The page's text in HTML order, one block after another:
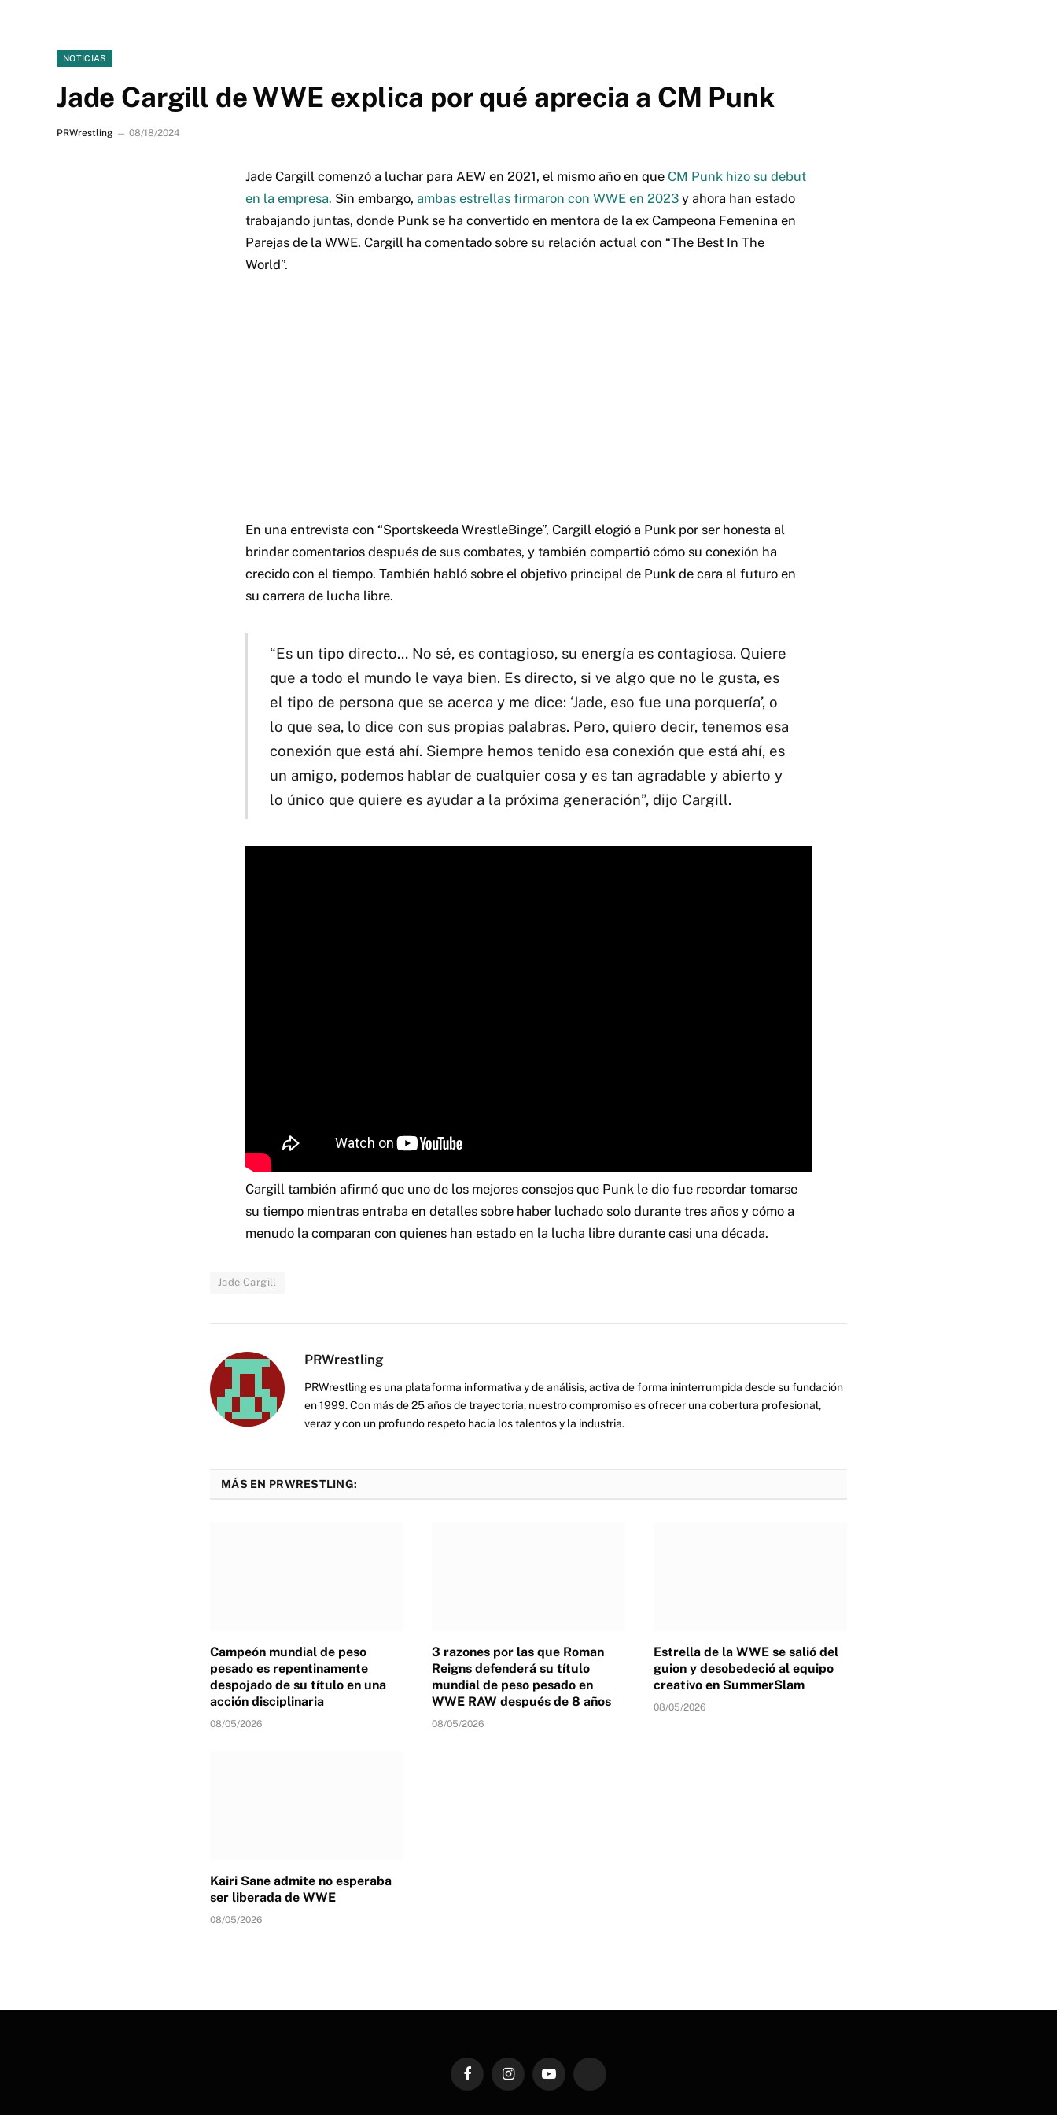
NOTICIAS
Jade Cargill de WWE explica por qué aprecia a CM Punk
PRWrestling 08/18/2024
Jade Cargill comenzó a luchar para AEW en 2021, el mismo año en que CM Punk hizo su debut
en la empresa. Sin embargo, ambas estrellas firmaron con WWE en 2023 y ahora han estado
trabajando juntas, donde Punk se ha convertido en mentora de la ex Campeona Femenina en
Parejas de la WWE. Cargill ha comentado sobre su relación actual con “The Best In The
World”.
En una entrevista con “Sportskeeda WrestleBinge”, Cargill elogió a Punk por ser honesta al
brindar comentarios después de sus combates, y también compartió cómo su conexión ha
crecido con el tiempo. También habló sobre el objetivo principal de Punk de cara al futuro en
su carrera de lucha libre.
“Es un tipo directo… No sé, es contagioso, su energía es contagiosa. Quiere
que a todo el mundo le vaya bien. Es directo, si ve algo que no le gusta, es
el tipo de persona que se acerca y me dice: ‘Jade, eso fue una porquería’, o
lo que sea, lo dice con sus propias palabras. Pero, quiero decir, tenemos esa
conexión que está ahí. Siempre hemos tenido esa conexión que está ahí, es
un amigo, podemos hablar de cualquier cosa y es tan agradable y abierto y
lo único que quiere es ayudar a la próxima generación”, dijo Cargill.
Cargill también afirmó que uno de los mejores consejos que Punk le dio fue recordar tomarse
su tiempo mientras entraba en detalles sobre haber luchado solo durante tres años y cómo a
menudo la comparan con quienes han estado en la lucha libre durante casi una década.
Jade Cargill
PRWrestling
PRWrestling es una plataforma informativa y de análisis, activa de forma ininterrumpida desde su fundación
en 1999. Con más de 25 años de trayectoria, nuestro compromiso es ofrecer una cobertura profesional,
veraz y con un profundo respeto hacia los talentos y la industria.
MÁS EN PRWRESTLING:
Campeón mundial de peso
pesado es repentinamente
despojado de su título en una
acción disciplinaria
08/05/2026
3 razones por las que Roman
Reigns defenderá su título
mundial de peso pesado en
WWE RAW después de 8 años
08/05/2026
Estrella de la WWE se salió del
guion y desobedeció al equipo
creativo en SummerSlam
08/05/2026
Kairi Sane admite no esperaba
ser liberada de WWE
08/05/2026
FacebookInstagramYouTube TikTok